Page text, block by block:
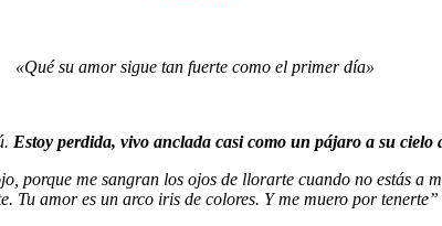
«Qué su amor sigue tan fuerte como el primer día»
Estoy perdida, vivo anclada casi como un pájaro a su cielo
porque me sangran los ojos de llorarte cuando no estás a
Tu amor es un arco iris de colores. Y me muero por tenerte”